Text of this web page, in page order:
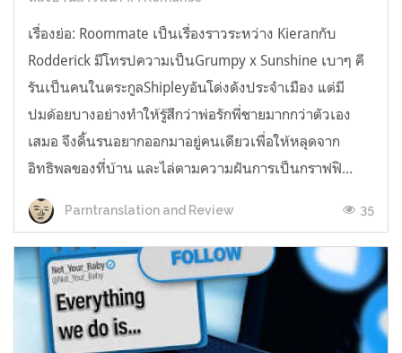
เรื่องย่อ: Roommate เป็นเรื่องราวระหว่าง Kieranกับ
Rodderick มีโทรปความเป็นGrumpy x Sunshine เบาๆ คี
รันเป็นคนในตระกูลShipleyอันโด่งดังประจำเมือง แต่มี
ปมด้อยบางอย่างทำให้รู้สึกว่าพ่อรักพี่ชายมากกว่าตัวเอง
เสมอ จึงดิ้นรนอยากออกมาอยู่คนเดียวเพื่อให้หลุดจาก
อิทธิพลของที่บ้าน และไล่ตามความฝันการเป็นกราฟฟิ...
Parntranslation and Review 35